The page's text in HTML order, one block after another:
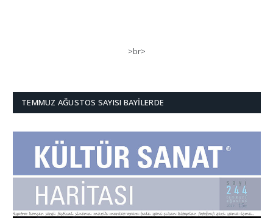
>br>
TEMMUZ AĞUSTOS SAYISI BAYILERDE